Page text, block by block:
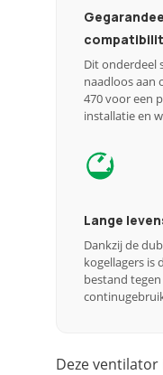
Dit onderdeel
naadloos aan
470 voor een
installatie en
Lange
Dankzij de
kogellagers is
bestand
Deze